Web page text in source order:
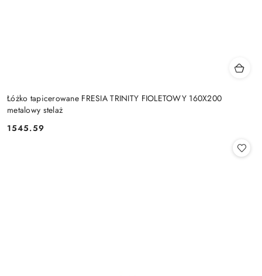
Łóżko tapicerowane FRESIA TRINITY FIOLETOWY 160X200
metalowy stelaż
Cena:
1545.59